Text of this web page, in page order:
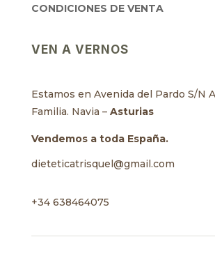
CONDICIONES DE VENTA
VEN A VERNOS
Estamos en Avenida del Pardo S/N
Familia. Navia – Asturias
Vendemos a toda España.
dieteticatrisquel@gmail.com
+34 638464075